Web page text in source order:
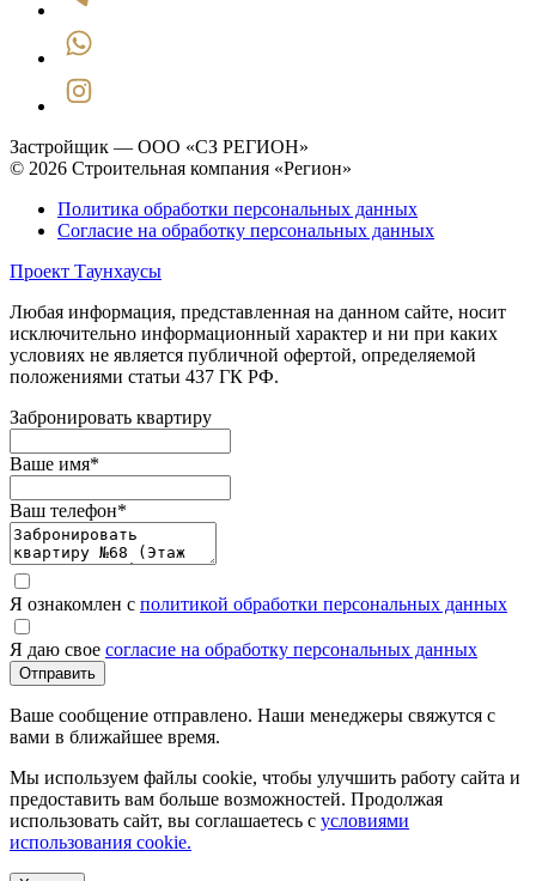
Застройщик — ООО «СЗ РЕГИОН»
© 2026 Строительная компания «Регион»
Политика обработки персональных данных
Согласие на обработку персональных данных
Проект Таунхаусы
Любая информация, представленная на данном сайте, носит
исключительно информационный характер и ни при каких
условиях не является публичной офертой, определяемой
положениями статьи 437 ГК РФ.
Забронировать квартиру
Ваше имя*
Ваш телефон*
Я ознакомлен с политикой обработки персональных данных
Я даю свое согласие на обработку персональных данных
Отправить
Ваше сообщение отправлено. Наши менеджеры свяжутся с
вами в ближайшее время.
Мы используем файлы cookie, чтобы улучшить работу сайта и
предоставить вам больше возможностей. Продолжая
использовать сайт, вы соглашаетесь с условиями
использования cookie.